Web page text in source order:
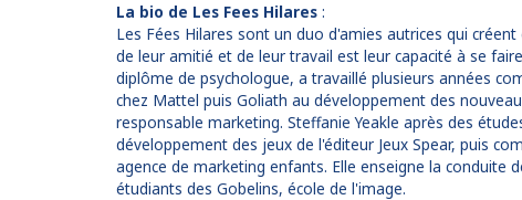
La bio de Les Fees Hilares :
Les Fées Hilares sont un duo d'amies autrices qui
de leur amitié et de leur travail est leur capacité à se
diplôme de psychologue, a travaillé plusieurs années
chez Mattel puis Goliath au développement des
responsable marketing. Steffanie Yeakle après des
développement des jeux de l'éditeur Jeux Spear, puis
agence de marketing enfants. Elle enseigne la conduite
étudiants des Gobelins, école de l'image.